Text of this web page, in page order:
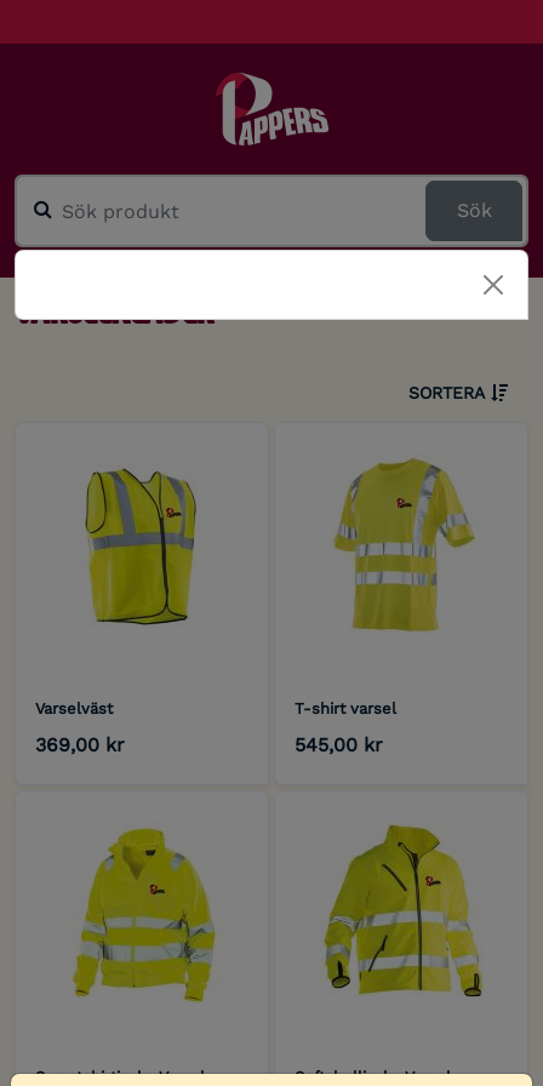
Sök
Varselkläder
SORTERA
Varselväst
369,00 kr
T-shirt varsel
545,00 kr
Sweatshirtjacka Varsel Softshelljacka Varsel